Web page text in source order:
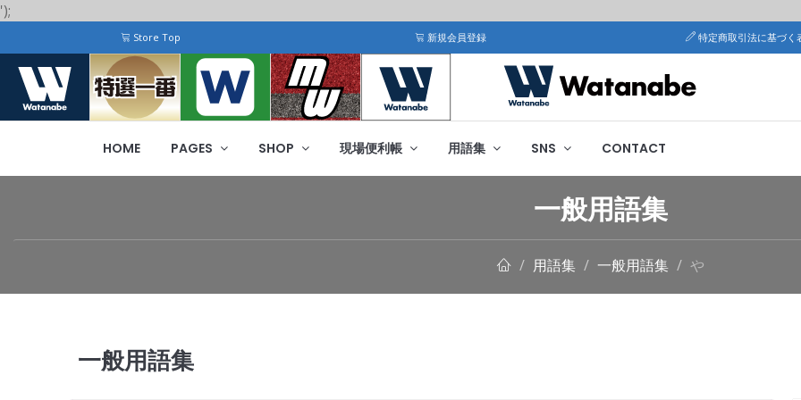
');
Store Top 新規会員登録 特定商取引法に基づく
HOME PAGES SHOP 現場便利帳 用語集 SNS CONTACT
一般用語集
用語集 一般用語集 や
一般用語集